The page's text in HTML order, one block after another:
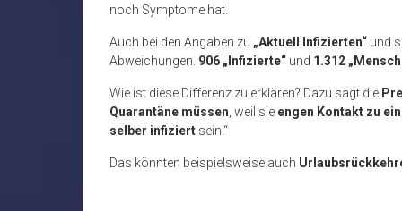
noch Symptome hat.
Auch bei den Angaben zu „Aktuell Infizierten“ und
Abweichungen. 906 „Infizierte“ und 1.312
Wie ist diese Differenz zu erklären? Dazu sagt die
Quarantäne müssen , weil sie engen Kontakt zu
selber infiziert sein.“
Das könnten beispielsweise auch